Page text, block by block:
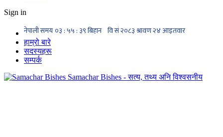
Sign in
हाम्रो बारे
सदस्यहरू
सम्पर्क
Samachar Bishes - सत्य, तथ्य अनि विश्वसनीय